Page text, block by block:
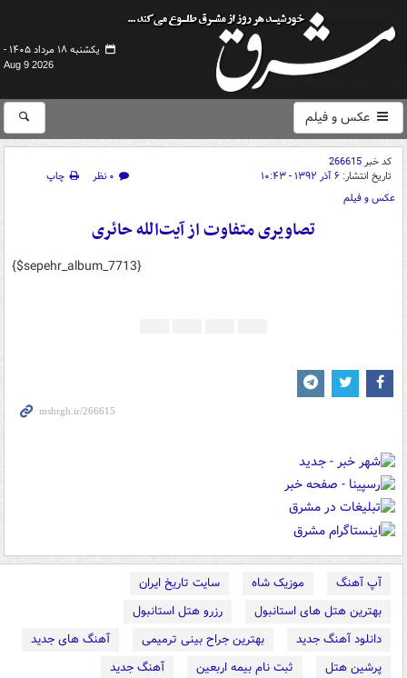
یکشنبه ۱۸ مرداد ۱۴۰۵ -
Aug 9 2026
عکس و فیلم
کد خبر266615
تاریخ انتشار: ۶ آذر ۱۳۹۲ - ۱۰:۴۳ ۰ نظر
چاپ
عکس و فیلم
تصاویری متفاوت از آیت‌الله حائری
{$sepehr_album_7713}
آپ آهنگ موزیک شاه
سایت تاریخ ایران
بهترین هتل های استانبول
رزرو هتل استانبول
دانلود آهنگ جدید
بهترین جراح بینی ترمیمی
آهنگ های جدید
پرشین هتل
ثبت نام بیمه اربعین
آهنگ جدید